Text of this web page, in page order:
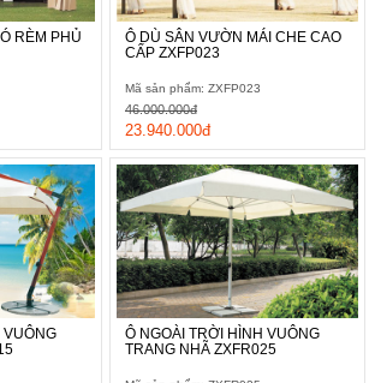
RÈM PHỦ
Ô DÙ SÂN VƯỜN MÁI CHE CAO
CẤP ZXFP023
Mã sản phẩm: ZXFP023
23.940.000đ
46.000.000đ
VUÔNG
Ô NGOÀI TRỜI HÌNH VUÔNG
TRANG NHÃ ZXFR025